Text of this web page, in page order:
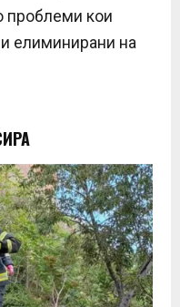
проблеми кои
елиминирани на